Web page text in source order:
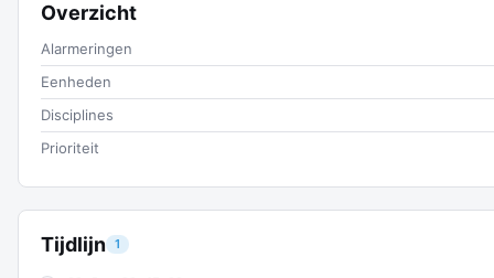
Tijdlijn 1
Overzicht
Alarmeringen
Eenheden
Disciplines
Prioriteit